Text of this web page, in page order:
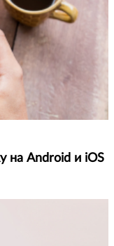
на Android и iOS